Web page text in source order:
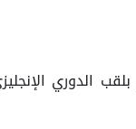
الدوري